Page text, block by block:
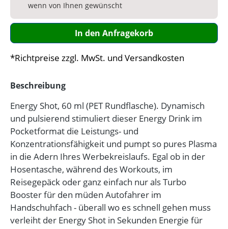
wenn von Ihnen gewünscht
In den Anfragekorb
*Richtpreise zzgl. MwSt. und Versandkosten
Beschreibung
Energy Shot, 60 ml (PET Rundflasche). Dynamisch
und pulsierend stimuliert dieser Energy Drink im
Pocketformat die Leistungs- und
Konzentrationsfähigkeit und pumpt so pures Plasma
in die Adern Ihres Werbekreislaufs. Egal ob in der
Hosentasche, während des Workouts, im
Reisegepäck oder ganz einfach nur als Turbo
Booster für den müden Autofahrer im
Handschuhfach - überall wo es schnell gehen muss
verleiht der Energy Shot in Sekunden Energie für